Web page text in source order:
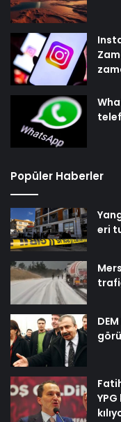
Popüler Haberler
eri